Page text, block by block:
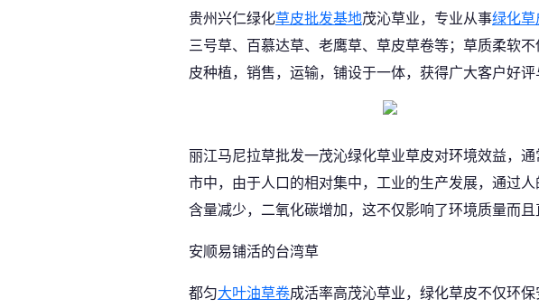
贵州兴仁绿化草皮批发基地茂沁草业，专业从事绿化
三号草、百慕达草、老鹰草、草皮草卷等；草质柔软
皮种植，销售，运输，铺设于一体，获得广大客户好评
丽江马尼拉草批发一茂沁绿化草业草皮对环境效益，
市中，由于人口的相对集中，工业的生产发展，通过
含量减少，二氧化碳增加，这不仅影响了环境质量而
安顺易铺活的台湾草
都匀大叶油草卷成活率高茂沁草业，绿化草皮不仅环